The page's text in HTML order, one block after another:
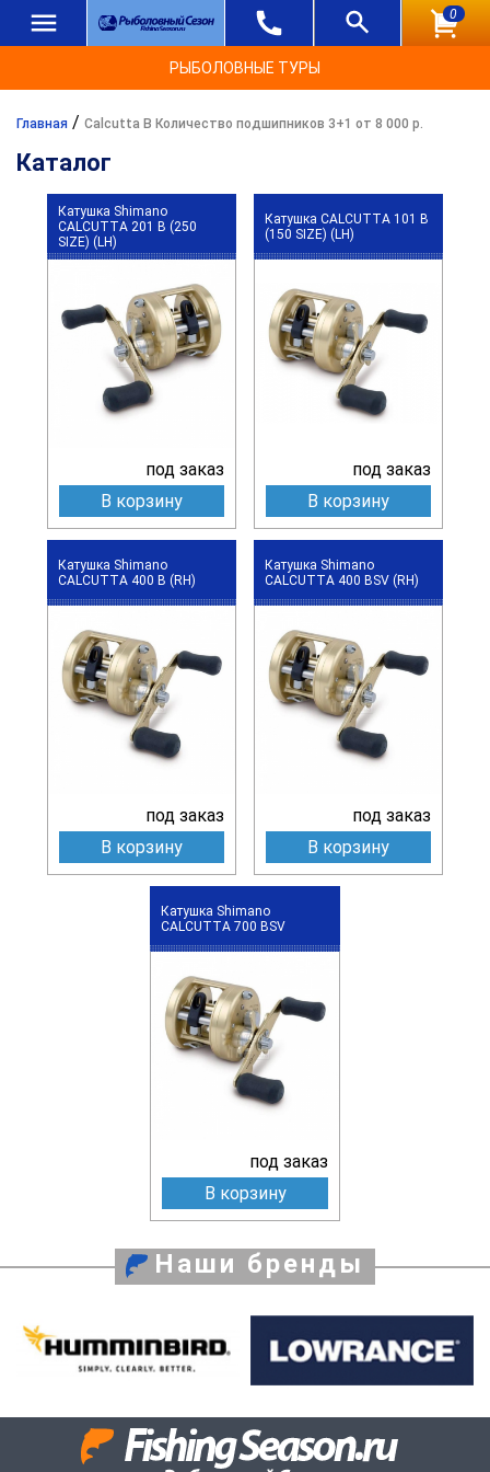
0
РЫБОЛОВНЫЕ ТУРЫ
Главная / Calcutta B Количество подшипников 3+1 от 8 000 р.
Каталог
Катушка Shimano
CALCUTTA 201 B (250
SIZE) (LH)
под заказ
В корзину
Катушка CALCUTTA 101 B
(150 SIZE) (LH)
под заказ
В корзину
Катушка Shimano
CALCUTTA 400 B (RH)
под заказ
В корзину
Катушка Shimano
CALCUTTA 400 BSV (RH)
под заказ
В корзину
Катушка Shimano
CALCUTTA 700 BSV
под заказ
В корзину
Наши бренды